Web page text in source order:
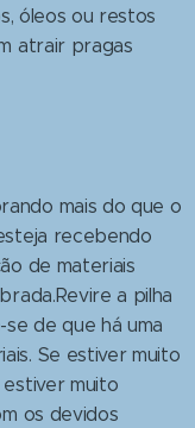
óleos ou restos
atrair pragas
mais do que o
recebendo
de materiais
a pilha
de que há uma
Se estiver muito
estiver muito
os devidos